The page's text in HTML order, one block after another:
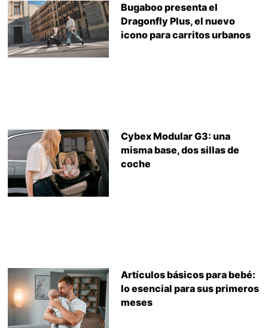
Bugaboo presenta el
Dragonfly Plus, el nuevo
icono para carritos urbanos
Cybex Modular G3: una
misma base, dos sillas de
coche
Artículos básicos para bebé:
lo esencial para sus primeros
meses